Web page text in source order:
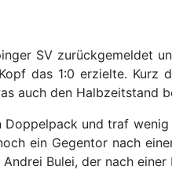
SV zurückgemeldet
das 1:0 erzielte. Kurz
auch den Halbzeitstand
Doppelpack und traf
ein Gegentor nach
Bulei, der nach einer